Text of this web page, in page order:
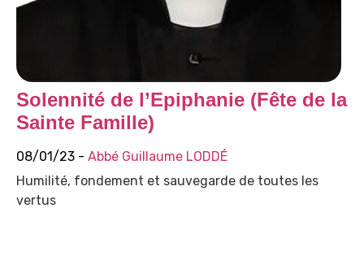
Solennité de l’Epiphanie (Fête de la
Sainte Famille)
08/01/23 - Abbé Guillaume LODDÉ
Humilité, fondement et sauvegarde de toutes les
vertus